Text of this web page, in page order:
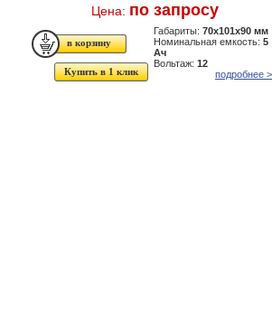
Цена: по запросу
Купить в 1 клик
Габариты: 70x101x90 мм
Номинальная емкость: 5
Ач
Вольтаж: 12
подробнее